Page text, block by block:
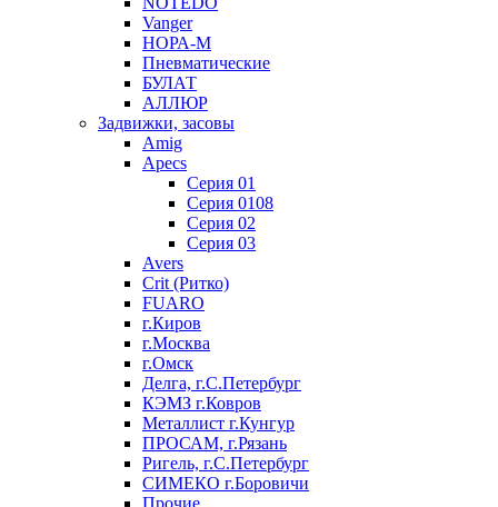
Vanger
НОРА-М
Пневматические
БУЛАТ
АЛЛЮР
Задвижки, засовы
Amig
Apecs
Серия 01
Серия 0108
Серия 02
Серия 03
Avers
Crit (Ритко)
FUARO
г.Киров
г.Москва
г.Омск
Делга, г.С.Петербург
КЭМЗ г.Ковров
Металлист г.Кунгур
ПРОСАМ, г.Рязань
Ригель, г.С.Петербург
СИМЕКО г.Боровичи
Прочие